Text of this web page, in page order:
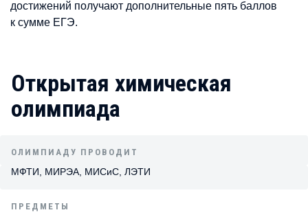
достижений получают дополнительные пять баллов
к сумме ЕГЭ.
Открытая химическая
олимпиада
ОЛИМПИАДУ ПРОВОДИТ
МФТИ, МИРЭА, МИСиС, ЛЭТИ
ПРЕДМЕТЫ